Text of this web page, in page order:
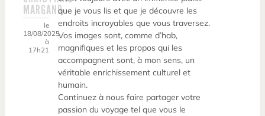
MARGAND
le
18/08/2025
à
17h21
que je vous lis et que je découvre les
endroits incroyables que vous traversez.
Vos images sont, comme d’hab,
magnifiques et les propos qui les
accompagnent sont, à mon sens, un
véritable enrichissement culturel et
humain.
Continuez à nous faire partager votre
passion du voyage tel que vous le